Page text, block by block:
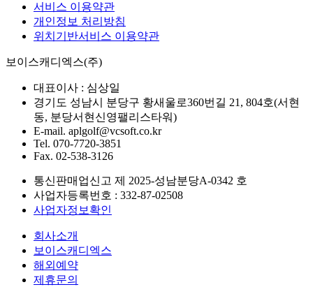
서비스 이용약관
개인정보 처리방침
위치기반서비스 이용약관
보이스캐디엑스(주)
대표이사 : 심상일
경기도 성남시 분당구 황새울로360번길 21, 804호(서현
동, 분당서현신영팰리스타워)
E-mail. aplgolf@vcsoft.co.kr
Tel. 070-7720-3851
Fax. 02-538-3126
통신판매업신고 제 2025-성남분당A-0342 호
사업자등록번호 : 332-87-02508
사업자정보확인
회사소개
보이스캐디엑스
해외예약
제휴문의